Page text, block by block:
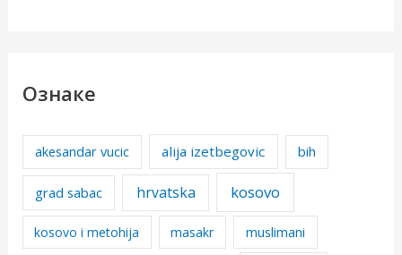
Ознаке
akesandar vucic alija izetbegovic bih
grad sabac hrvatska kosovo
kosovo i metohija masakr muslimani